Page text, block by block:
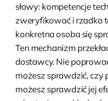
słowy: kompetencje
zweryfikować i rzadko
konkretna osoba się
Ten mechanizm
dostawcy. Nie
możesz sprawdzić, czy
możesz sprawdzić jej